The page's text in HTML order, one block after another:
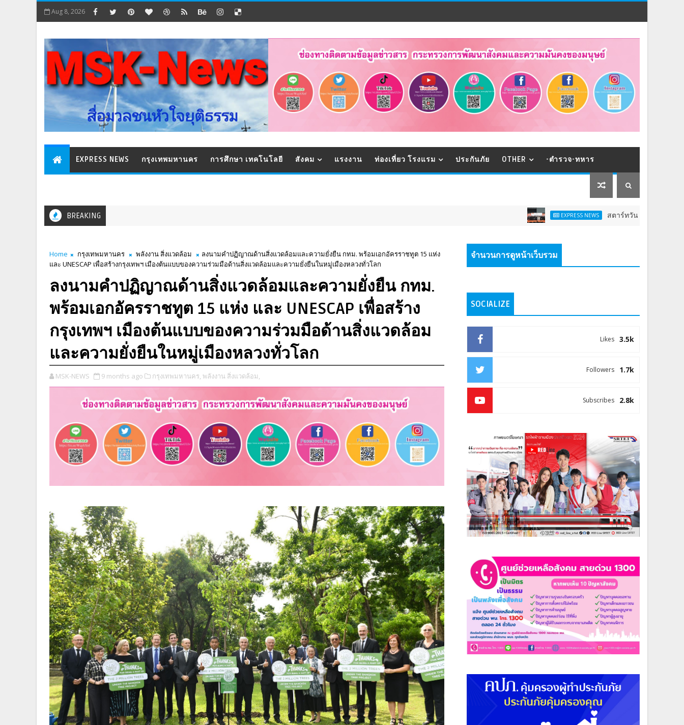
Aug 8, 2026
EXPRESS NEWS กรุงเทพมหานคร การศึกษา เทคโนโลยี สังคม แรงงาน ท่องเที่ยว โรงแรม ประกันภัย OTHER -ตำรวจ-ทหาร
BREAKING EXPRESS NEWS สตาร์ทวันนี้ - 9 ส.ค.Franchise Expo
Home กรุงเทพมหานคร พลังงาน สิ่งแวดล้อม
ลงนามคำปฏิญาณด้านสิ่งแวดล้อมและความยั่งยืน กทม. พร้อมเอกอัครราชทูต 15 แห่ง
และ UNESCAP เพื่อสร้างกรุงเทพฯ เมืองต้นแบบของความร่วมมือด้านสิ่งแวดล้อมและความยั่งยืนในหมู่เมืองหลวงทั่วโลก
ลงนามคำปฏิญาณด้านสิ่งแวดล้อมและความยั่งยืน กทม.
พร้อมเอกอัครราชทูต 15 แห่ง และ UNESCAP เพื่อสร้าง
กรุงเทพฯ เมืองต้นแบบของความร่วมมือด้านสิ่งแวดล้อม
และความยั่งยืนในหมู่เมืองหลวงทั่วโลก
MSK-NEWS 9 months ago กรุงเทพมหานคร, พลังงาน สิ่งแวดล้อม,
จำนวนการดูหน้าเว็บรวม
SOCIALIZE
3.5k
Likes
1.7k
Followers
2.8k
Subscribes